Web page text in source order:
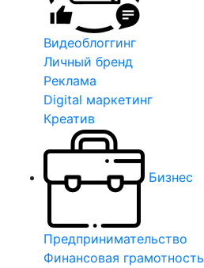
Видеоблоггинг
Личный бренд
Реклама
Digital маркетинг
Креатив
Бизнес
Предпринимательство
Финансовая грамотность